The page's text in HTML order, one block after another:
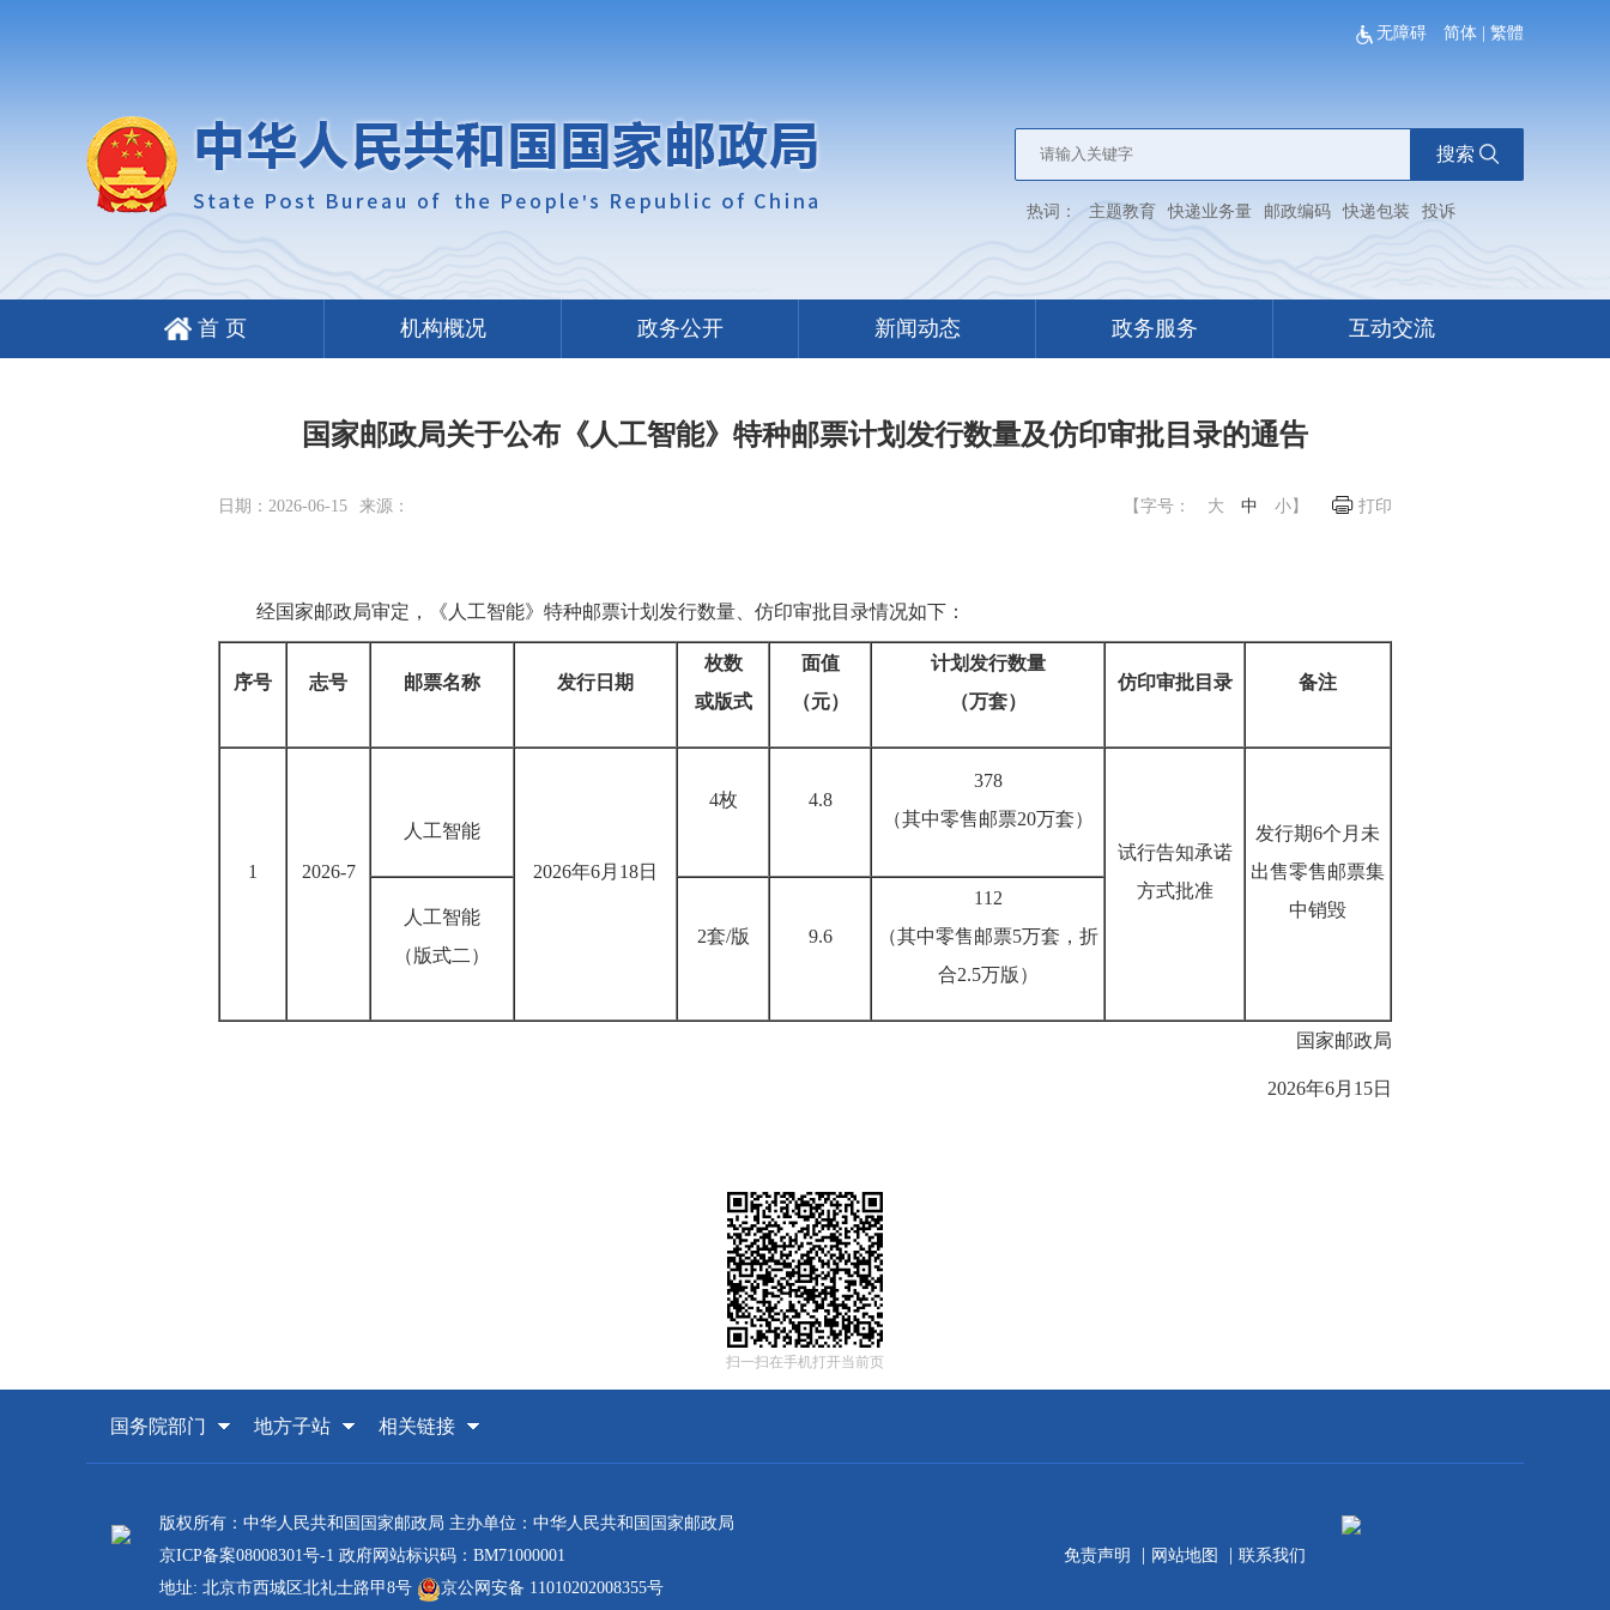
无障碍 简体 繁體
搜索
热词： 主题教育 快递业务量 邮政编码 快递包装 投诉
首 页 机构概况 政务公开 新闻动态 政务服务 互动交流
国家邮政局关于公布《人工智能》特种邮票计划发行数量及仿印审批目录的通告
日期：2026-06-15 来源： 打印
【字号： 大 中 小 】
经国家邮政局审定，《人工智能》特种邮票计划发行数量、仿印审批目录情况如下：
序号 志号 邮票名称 发行日期
枚数
或版式
面值
（元）
计划发行数量
（万套）
仿印审批目录 备注
1 2026-7
人工智能
2026年6月18日
4枚 4.8
378
（其中零售邮票20万套）
试行告知承诺
方式批准
发行期6个月未
出售零售邮票集
中销毁
人工智能
（版式二）
2套/版 9.6
112
（其中零售邮票5万套，折
合2.5万版）
国家邮政局
2026年6月15日
扫一扫在手机打开当前页
国务院部门 地方子站 相关链接
版权所有：中华人民共和国国家邮政局 主办单位：中华人民共和国国家邮政局
京ICP备案08008301号-1 政府网站标识码：BM71000001
地址: 北京市西城区北礼士路甲8号
京公网安备 11010202008355号
免责声明 | 网站地图 | 联系我们